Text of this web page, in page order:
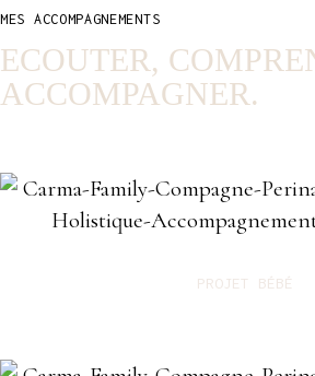
MES ACCOMPAGNEMENTS
ECOUTER,
ACCOMPAGNER.
PROJET BÉBÉ